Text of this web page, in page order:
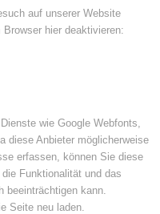
auf unserer Website
hier deaktivieren:
wie Google Webfonts,
diese Anbieter möglicherweise
erfassen, können Sie diese
Funktionalität und das
beeinträchtigen kann.
Seite neu laden.